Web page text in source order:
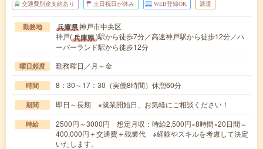
交通費別途支給あり 土日祝日が休み WEB登録OK 派遣
勤務地 兵庫県神戸市中央区
神戸(兵庫県)駅から徒歩7分／高速神戸駅から徒歩12分／ハ
ーバーランド駅から徒歩12分
曜日頻度 勤務曜日／月～金
時間 8：30～17：30（実働8時間）休憩60分
期間 即日～長期 ※就業開始日、お気軽にご相談ください！
時給
2500円～3000円 想定月収：時給2,500円×8時間×20日間＝
400,000円＋交通費＋残業代 ※経験やスキルを考慮して決定
いたします。